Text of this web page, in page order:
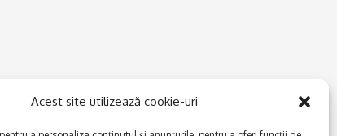
Acest site utilizează cookie-uri